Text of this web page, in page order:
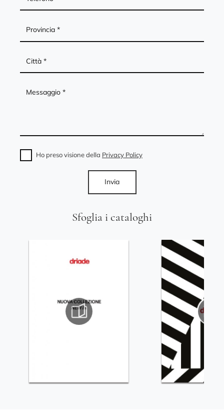
Sfoglia i cataloghi
Ho preso visione della Privacy Policy
Invia